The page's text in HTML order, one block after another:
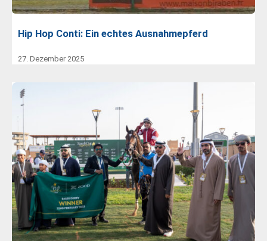
Hip Hop Conti: Ein echtes Ausnahmepferd
27. Dezember 2025